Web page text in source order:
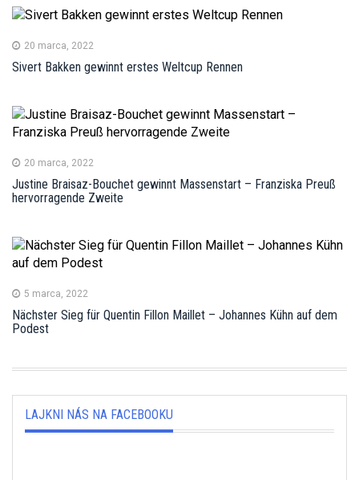
20 marca, 2022
Sivert Bakken gewinnt erstes Weltcup Rennen
20 marca, 2022
Justine Braisaz-Bouchet gewinnt Massenstart – Franziska Preuß
hervorragende Zweite
5 marca, 2022
Nächster Sieg für Quentin Fillon Maillet – Johannes Kühn auf dem
Podest
LAJKNI NÁS NA FACEBOOKU